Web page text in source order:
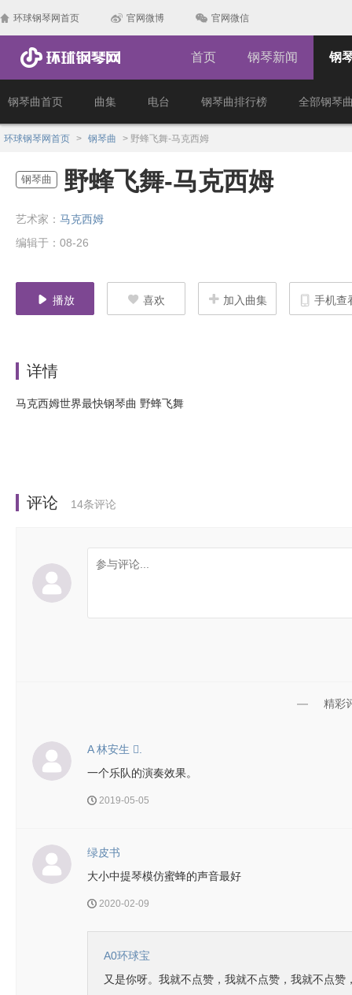
环球钢琴网首页 官网微博 官网微信
首页 钢琴新闻 钢
钢琴曲首页 曲集 电台 钢琴曲排行榜 全部钢琴
环球钢琴网首页 > 钢琴曲 > 野蜂飞舞-马克西姆
钢琴曲 野蜂飞舞-马克西姆
艺术家： 马克西姆
编辑于：08-26
播放 喜欢 加入曲集 手机查
详情
马克西姆世界最快钢琴曲 野蜂飞舞
评论 14条评论
精彩
A 林安生 .
一个乐队的演奏效果。
2019-05-05
绿皮书
大小中提琴模仿蜜蜂的声音最好
2020-02-09
A0环球宝
又是你呀。我就不点赞，我就不点赞，我就不点赞